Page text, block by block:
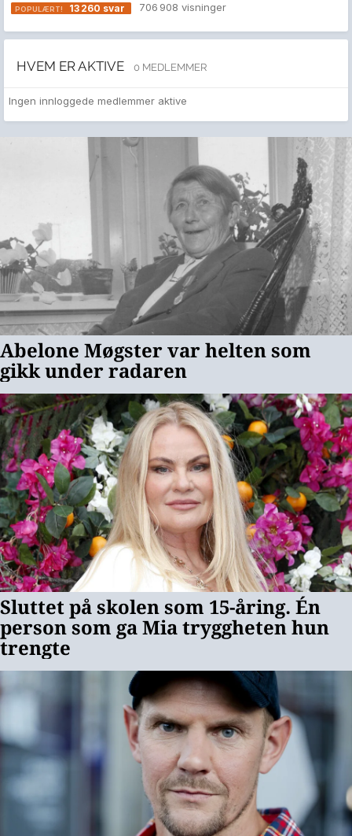
13 260 svar 706 908 visninger
HVEM ER AKTIVE 0 MEDLEMMER
Ingen innloggede medlemmer aktive